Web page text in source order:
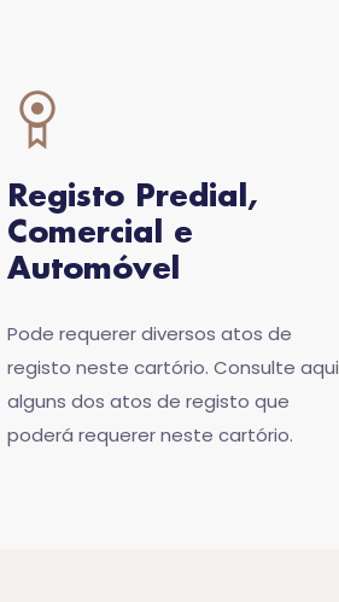
Registo Predial,
Comercial e
Automóvel
Pode requerer diversos atos de
registo neste cartório. Consulte aqui
alguns dos atos de registo que
poderá requerer neste cartório.